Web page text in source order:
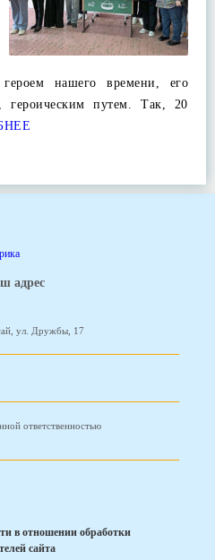
нашего времени, его
героическим путем. Так, 20
адрес
ул. Дружбы, 17
ответственностью
в отношении обработки
сайта